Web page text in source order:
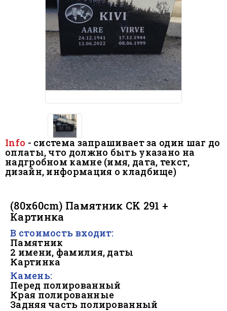
Info - система запрашивает за один шаг до
оплаты, что должно быть указано на
надгробном камне (имя, дата, текст,
дизайн, информация о кладбище)
(80x60cm) Памятник CK 291 +
Картинка
В стоимость входит:
Памятник
2 имени, фамилия, даты
Картинка
Камень:
Перед полированный
Края полированные
Задняя часть полированный